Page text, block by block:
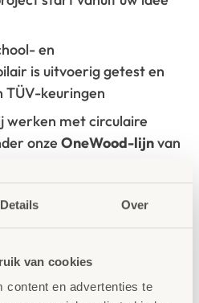
Details Over
van cookies
content en advertenties te
en
is uitvoerig getest en
TÜV-keuringen
werken met circulaire
onzeOneWood-lijnvan
van het
Ecolabel